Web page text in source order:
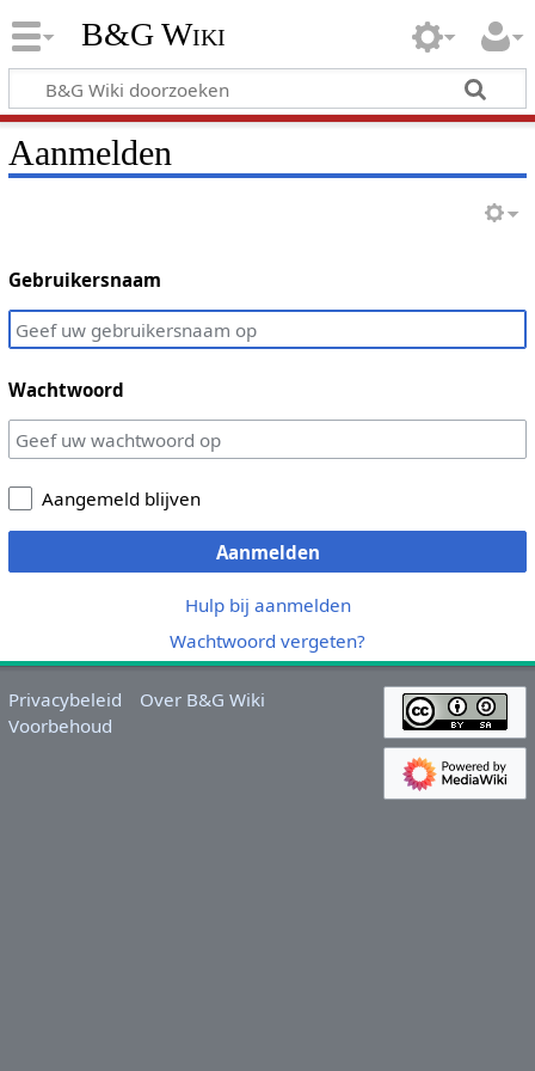
B&G Wiki
Aanmelden
Gebruikersnaam
Wachtwoord
Aangemeld blijven
Aanmelden
Hulp bij aanmelden
Wachtwoord vergeten?
Privacybeleid
Over B&G Wiki
Voorbehoud